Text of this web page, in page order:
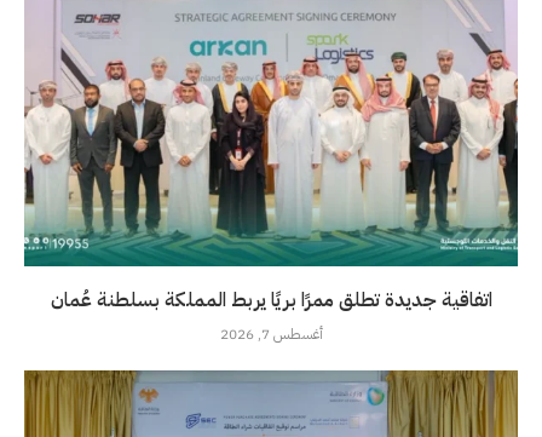
اتفاقية جديدة تطلق ممرًا بريًا يربط المملكة بسلطنة عُمان
أغسطس 7, 2026